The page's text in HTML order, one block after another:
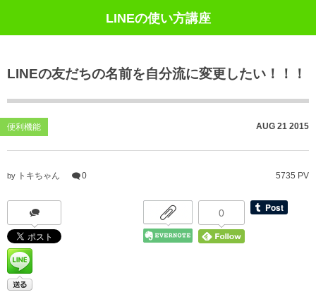
LINEの使い方講座
LINEの友だちの名前を自分流に変更したい！！！
便利機能 AUG 21 2015
by トキちゃん 0 5735 PV
0